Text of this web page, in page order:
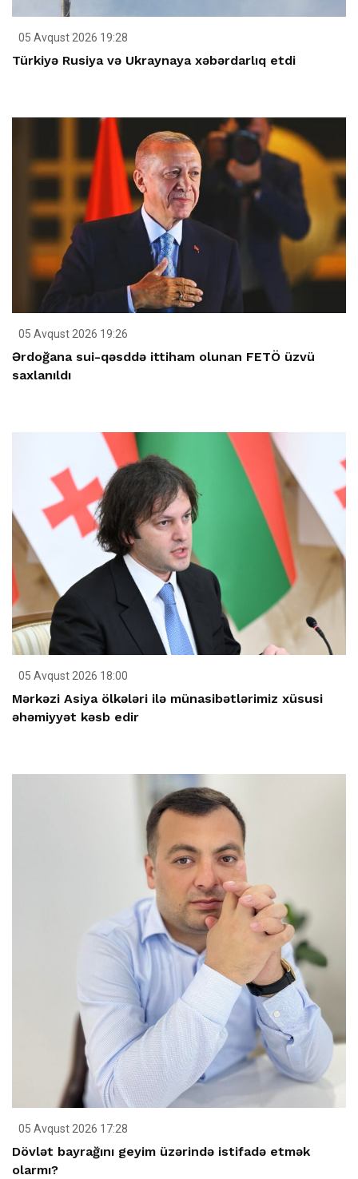
05 Avqust 2026 19:28
Türkiyə Rusiya və Ukraynaya xəbərdarlıq etdi
05 Avqust 2026 19:26
Ərdoğana sui-qəsddə ittiham olunan FETÖ üzvü
saxlanıldı
05 Avqust 2026 18:00
Mərkəzi Asiya ölkələri ilə münasibətlərimiz xüsusi
əhəmiyyət kəsb edir
05 Avqust 2026 17:28
Dövlət bayrağını geyim üzərində istifadə etmək
olarmı?